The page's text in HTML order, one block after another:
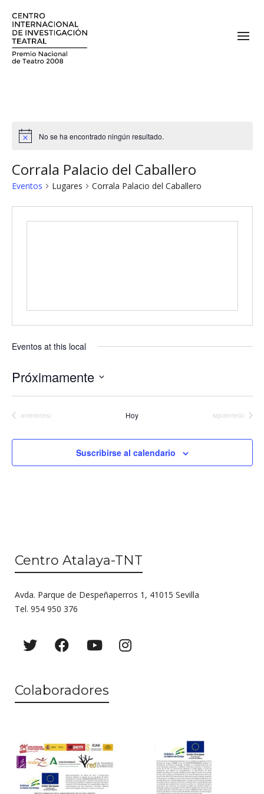
No se ha encontrado ningún resultado.
Corrala Palacio del Caballero
Eventos Lugares Corrala Palacio del Caballero
Eventos at this local
Próximamente
Eventos
anterior(es) Hoy Eventos
siguiente(s)
Suscribirse al calendario
Centro Atalaya-TNT
Avda. Parque de Despeñaperros 1, 41015 Sevilla
Tel. 954 950 376
Colaboradores